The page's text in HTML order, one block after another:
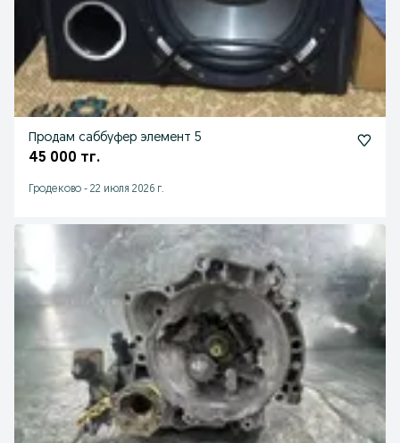
Продам саббуфер элемент 5
45 000 тг.
Гродеково - 22 июля 2026 г.